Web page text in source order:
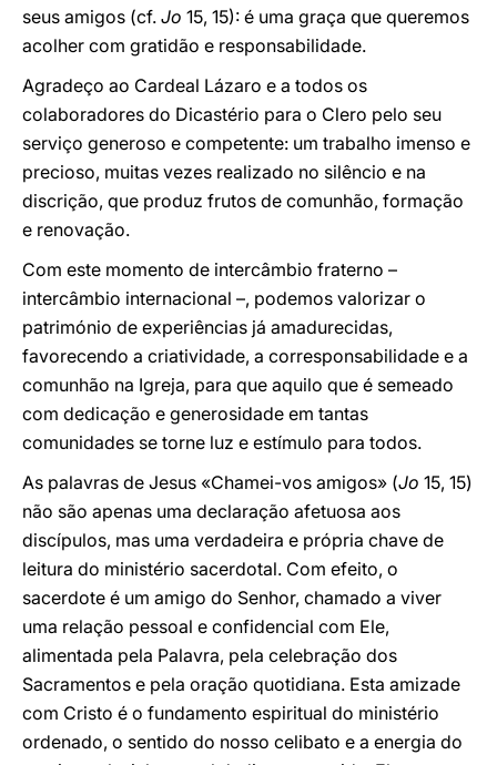
seus amigos (cf. Jo 15, 15): é uma graça que queremos
acolher com gratidão e responsabilidade.
Agradeço ao Cardeal Lázaro e a todos os
colaboradores do Dicastério para o Clero pelo seu
serviço generoso e competente: um trabalho imenso e
precioso, muitas vezes realizado no silêncio e na
discrição, que produz frutos de comunhão, formação
e renovação.
Com este momento de intercâmbio fraterno –
intercâmbio internacional –, podemos valorizar o
património de experiências já amadurecidas,
favorecendo a criatividade, a corresponsabilidade e a
comunhão na Igreja, para que aquilo que é semeado
com dedicação e generosidade em tantas
comunidades se torne luz e estímulo para todos.
As palavras de Jesus «Chamei-vos amigos» (Jo 15, 15)
não são apenas uma declaração afetuosa aos
discípulos, mas uma verdadeira e própria chave de
leitura do ministério sacerdotal. Com efeito, o
sacerdote é um amigo do Senhor, chamado a viver
uma relação pessoal e confidencial com Ele,
alimentada pela Palavra, pela celebração dos
Sacramentos e pela oração quotidiana. Esta amizade
com Cristo é o fundamento espiritual do ministério
ordenado, o sentido do nosso celibato e a energia do